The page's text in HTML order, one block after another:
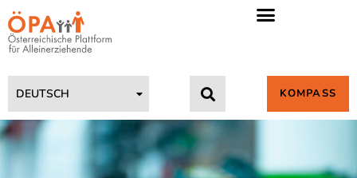
KOMPASS